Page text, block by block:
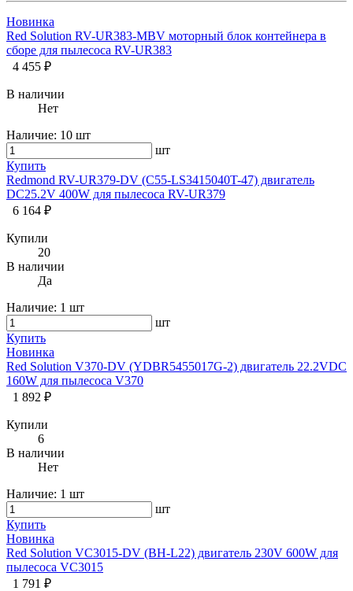
Новинка
Red Solution RV-UR383-MBV моторный блок контейнера в
сборе для пылесоса RV-UR383
4 455 ₽
В наличии
Нет
Наличие: 10 шт
шт
Купить
Redmond RV-UR379-DV (C55-LS3415040T-47) двигатель
DC25.2V 400W для пылесоса RV-UR379
6 164 ₽
Купили
20
В наличии
Да
Наличие: 1 шт
шт
Купить
Новинка
Red Solution V370-DV (YDBR5455017G-2) двигатель 22.2VDC
160W для пылесоса V370
1 892 ₽
Купили
6
В наличии
Нет
Наличие: 1 шт
шт
Купить
Новинка
Red Solution VC3015-DV (BH-L22) двигатель 230V 600W для
пылесоса VC3015
1 791 ₽